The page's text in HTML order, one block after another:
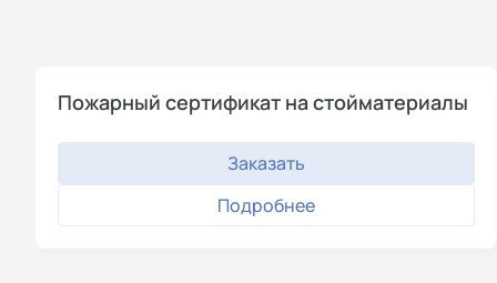
Пожарный сертификат на стойматериалы
Заказать
Подробнее